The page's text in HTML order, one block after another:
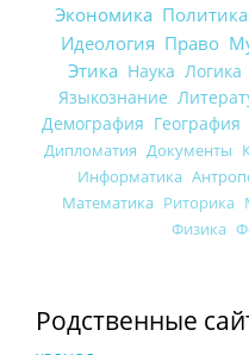
Экономика Политика
Идеология Право
Этика Наука Логика
Языкознание
Демография География
Дипломатия Документы
Информатика
Математика Риторика
Физика
Родственные